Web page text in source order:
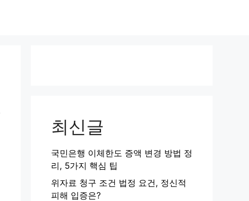
최신글
국민은행 이체한도 증액 변경 방법 정
리, 5가지 핵심 팁
위자료 청구 조건 법정 요건, 정신적
피해 입증은?